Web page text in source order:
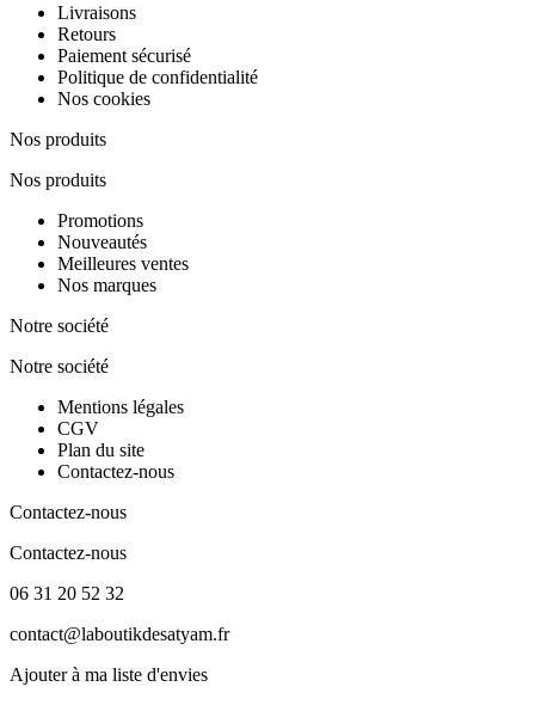
Livraisons
Retours
Paiement sécurisé
Politique de confidentialité
Nos cookies
Nos produits
Nos produits
Promotions
Nouveautés
Meilleures ventes
Nos marques
Notre société
Notre société
Mentions légales
CGV
Plan du site
Contactez-nous
Contactez-nous
Contactez-nous
06 31 20 52 32
contact@laboutikdesatyam.fr
Ajouter à ma liste d'envies